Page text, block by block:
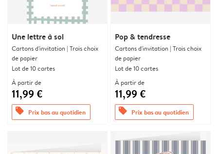
Une lettre à soi
Cartons d'invitation | Trois choix
de papier
Lot de 10 cartes
À partir de
11,99 €
offers Prix bas au quotidien
Pop & tendresse
Cartons d'invitation | Trois choix
de papier
Lot de 10 cartes
À partir de
11,99 €
offers Prix bas au quotidien